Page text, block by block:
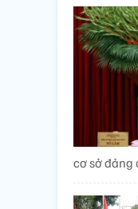
cơ sở đảng